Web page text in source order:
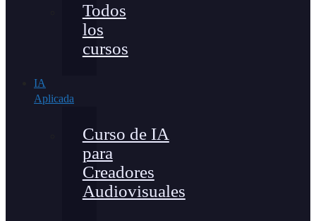
Todos
los
cursos
IA
Aplicada
Curso de IA
para
Creadores
Audiovisuales